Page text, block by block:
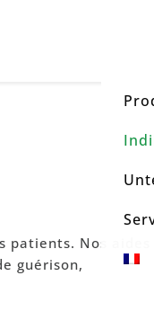
Nos aides
guérison,